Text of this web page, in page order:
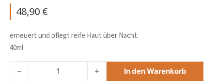
48,90 €
erneuert und pflegt reife Haut über Nacht.
40ml
AVENE DERMABSOLU NACHTBALSAM Menge
In den Warenkorb